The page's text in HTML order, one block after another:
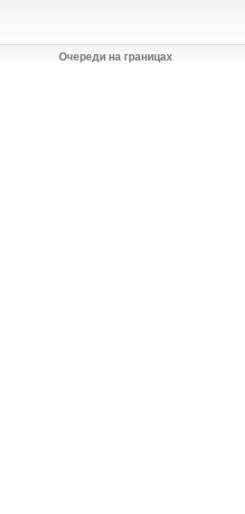
Очереди на границах